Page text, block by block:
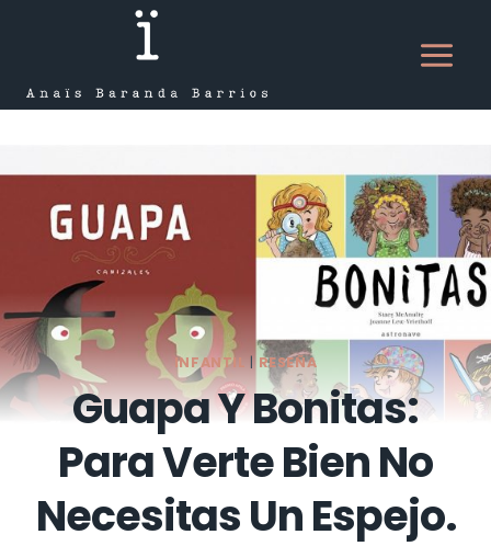
INFANTIL | RESEÑA
Guapa Y Bonitas:
Para Verte Bien No
Necesitas Un Espejo.